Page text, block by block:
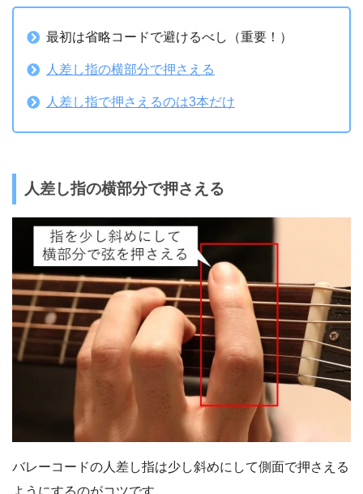
最初は省略コードで避けるべし（重要！）
人差し指の横部分で押さえる
人差し指で押さえるのは3本だけ
人差し指の横部分で押さえる
バレーコードの人差し指は少し斜めにして側面で押さえる